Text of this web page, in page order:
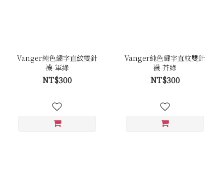
Vanger純色繡字直紋雙針
襪-軍綠
NT$300
Vanger純色繡字直紋雙針
襪-芥綠
NT$300